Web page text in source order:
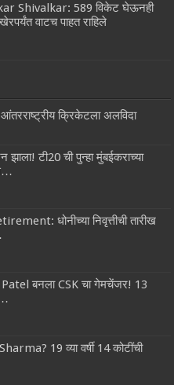
Shivalkar: 589 विकेट घेऊनही
वाटच पाहत राहिले
क्रिकेटला अलविदा
टी20 ची पुन्हा मुंबईकराच्या
धोनीच्या निवृत्तीची तारीख
Patel बनला CSK चा गेमचेंजर! 13
19 व्या वर्षी 14 कोटींची